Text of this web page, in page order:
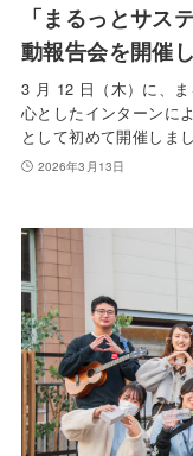
「まるっとサス
動報告会を開催
3 月 12 日（木）に、
心としたインターンに
として初めて開催しま
2026年3月13日